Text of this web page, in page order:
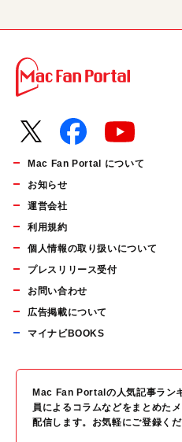
Mac Fan Portal について
お知らせ
運営会社
利用規約
個人情報の取り扱いについて
プレスリリース受付
お問い合わせ
広告掲載について
マイナビBOOKS
Mac Fan Portalの人気記事ラン
員によるコラムなどをまとめた
配信します。お気軽にご登録くだ